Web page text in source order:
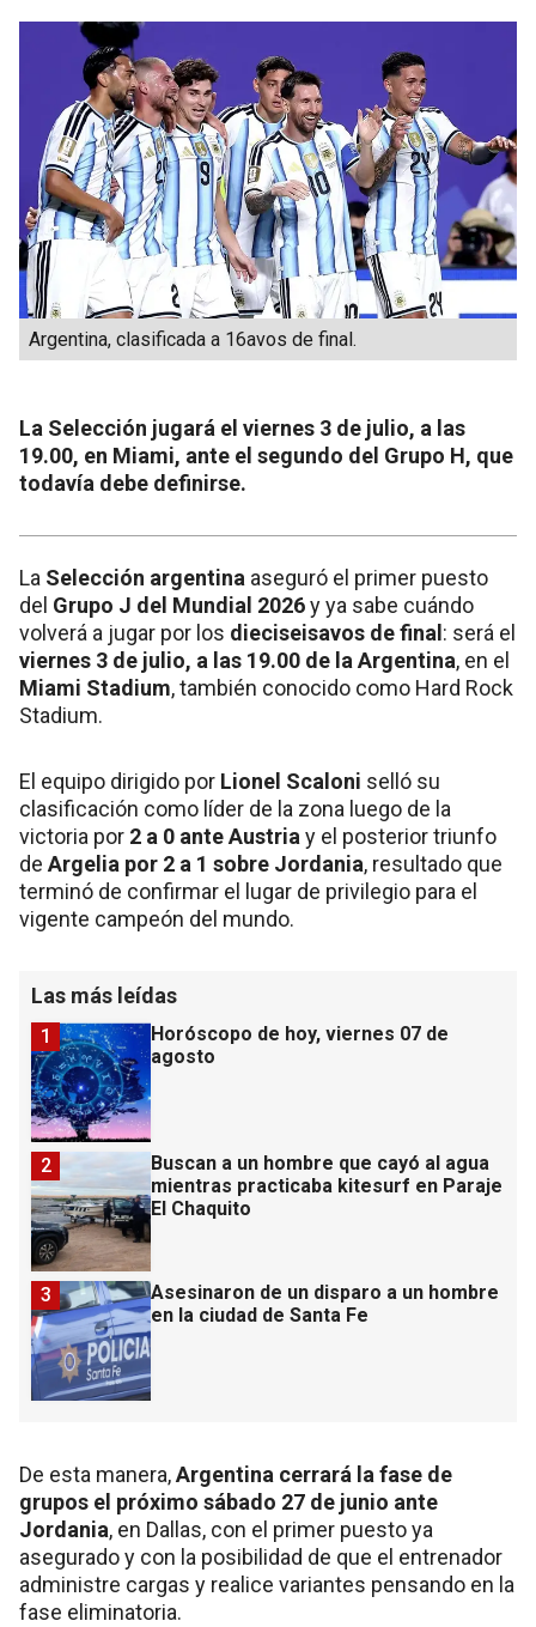
Argentina, clasificada a 16avos de final.
La Selección jugará el viernes 3 de julio, a las
19.00, en Miami, ante el segundo del Grupo H, que
todavía debe definirse.
La Selección argentina aseguró el primer puesto
del Grupo J del Mundial 2026y ya sabe cuándo
volverá a jugar por los dieciseisavos de final : será el
viernes 3 de julio, a las 19.00 de la Argentina, en el
Miami Stadium, también conocido como Hard Rock
Stadium.
El equipo dirigido por Lionel Scaloni selló su
clasificación como líder de la zona luego de la
victoria por 2 a 0 ante Austriay el posterior triunfo
de Argelia por 2 a 1 sobre Jordania, resultado que
terminó de confirmar el lugar de privilegio para el
vigente campeón del mundo.
Las más leídas
Horóscopo de hoy, viernes 07 de
agosto
1
Buscan a un hombre que cayó al agua
mientras practicaba kitesurf en Paraje
El Chaquito
2
Asesinaron de un disparo a un hombre
en la ciudad de Santa Fe
3
De esta manera,Argentina cerrará la fase de
grupos el próximo sábado 27 de junio ante
Jordania, en Dallas, con el primer puesto ya
asegurado y con la posibilidad de que el entrenador
administre cargas y realice variantes pensando en la
fase eliminatoria.